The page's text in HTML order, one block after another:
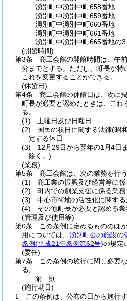
湧別町中湧別中町658番地
湧別町中湧別中町659番地
湧別町中湧別中町660番地
湧別町中湧別中町661番地
湧別町中湧別中町665番地の3
(開館時間)
第3条
商工会館の開館時間は、午
分までとする。 ただし、町長が特
これを変更することができる。
(休館日)
第4条
商工会館の休館日は、次に
町長が必要と認めたときは、これ
る。
(1)
土曜日及び日曜日
(2)
国民の祝日に関する法律(昭
定する休日
(3)
12月29日から翌年の1月4日
除く。)
(業務)
第5条
商工会館は、次の業務を行う
(1)
商工業の振興及び経営等に
(2)
町内での創業支援に係る業務
(3)
中心市街地の活性化に関する
(4)
その他町長が必要と認める業
(管理及び使用等)
第6条
この条例に定めるもののほ
用については、 湧別町公の施設の
条例(平成21年条例第62号)の規定
(委任)
第7条
この条例の施行に関し必要
る。
附 則
(施行期日)
1
この条例は、公布の日から施行す